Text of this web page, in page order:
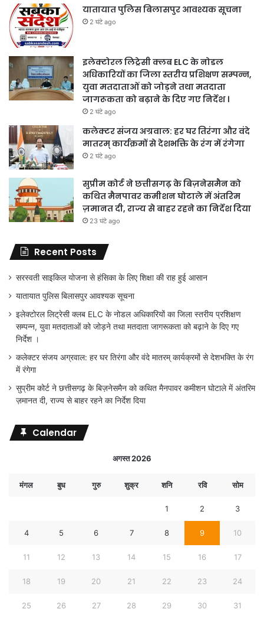
यातायात पुलिस बिलासपुर आवश्यक सूचना
2 घंटे ago
इलेक्टोरल लिट्रेसी क्लब ELC के नोडल
अधिकारियों का जिला स्तरीय प्रशिक्षण सम्पन्न,
युवा मतदाताओं को जोड़ने तथा मतदाता
जागरूकता को बढ़ाने के दिए गए निर्देश ।
2 घंटे ago
कलेक्टर संजय अग्रवाल: हर घर तिरंगा और वंदे
मातरम् कार्यक्रमों से देशभक्ति के रंग में रंगेगा
2 घंटे ago
सुप्रीम कोर्ट ने छत्तीसगढ़ के बिज़नेसमैन को
कथित मैनपावर कमीशन घोटाले में अंतरिम
ज़मानत दी, राज्य से बाहर रहने का निर्देश दिया
23 घंटे ago
Recent Posts
सरस्वती साइकिल योजना से हंसिका के लिए शिक्षा की राह हुई आसान
यातायात पुलिस बिलासपुर आवश्यक सूचना
इलेक्टोरल लिट्रेसी क्लब ELC के नोडल अधिकारियों का जिला स्तरीय प्रशिक्षण
सम्पन्न, युवा मतदाताओं को जोड़ने तथा मतदाता जागरूकता को बढ़ाने के दिए गए
निर्देश ।
कलेक्टर संजय अग्रवाल: हर घर तिरंगा और वंदे मातरम् कार्यक्रमों से देशभक्ति के रंग
में रंगेगा
सुप्रीम कोर्ट ने छत्तीसगढ़ के बिज़नेसमैन को कथित मैनपावर कमीशन घोटाले में अंतरिम
ज़मानत दी, राज्य से बाहर रहने का निर्देश दिया
Calendar
अगस्त 2026
मंगल बुध गुरु शुक्र शनि रवि सोम
1 2 3
4 5 6 7 8 9 10
11 12 13 14 15 16 17
18 19 20 21 22 23 24
25 26 27 28 29 30 31